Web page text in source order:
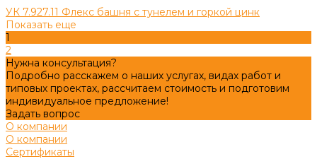
УК 7.927.11 Флекс башня с тунелем и горкой цинк
Показать еще
1
2
Нужна консультация?
Подробно расскажем о наших услугах, видах работ и
типовых проектах, рассчитаем стоимость и подготовим
индивидуальное предложение!
Задать вопрос
О компании
О компании
Сертификаты